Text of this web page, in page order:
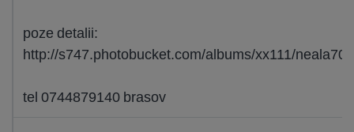
poze detalii:
http://s747.photobucket.com/albums/xx111/
tel 0744879140 brasov